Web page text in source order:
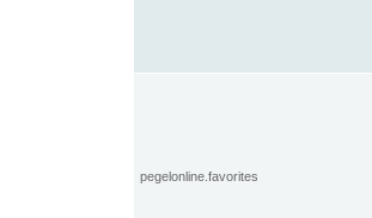
pegelonline.favorites